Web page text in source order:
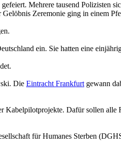
Mehrere tausend Polizisten
Zeremonie ging in einem
ein. Sie hatten eine
Die Eintracht Frankfurt gewann
Dafür sollen
für Humanes Sterben